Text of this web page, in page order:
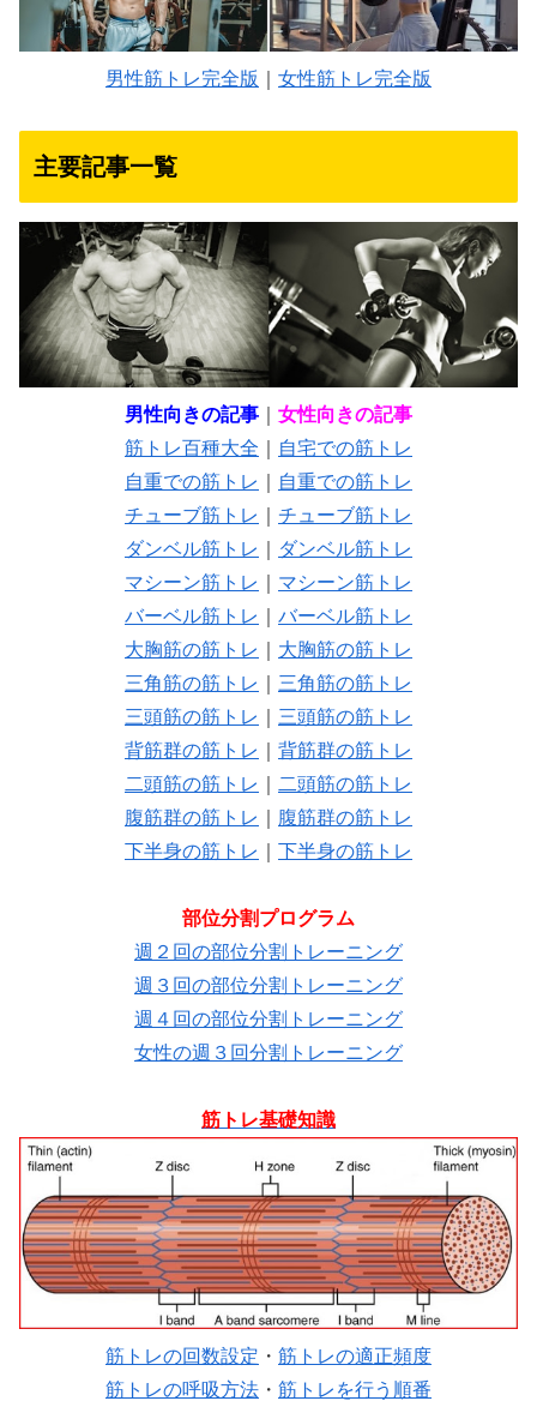
男性筋トレ完全版 女性筋トレ完全版
主要記事一覧
男性向きの記事
女性向きの記事
筋トレ百種大全
自宅での筋トレ
自重での筋トレ
自重での筋トレ
チューブ筋トレ
チューブ筋トレ
ダンベル筋トレ
ダンベル筋トレ
マシーン筋トレ
マシーン筋トレ
バーベル筋トレ
バーベル筋トレ
大胸筋の筋トレ
大胸筋の筋トレ
三角筋の筋トレ
三角筋の筋トレ
三頭筋の筋トレ
三頭筋の筋トレ
背筋群の筋トレ
背筋群の筋トレ
二頭筋の筋トレ
二頭筋の筋トレ
腹筋群の筋トレ
腹筋群の筋トレ
下半身の筋トレ
下半身の筋トレ
部位分割プログラム
週２回の部位分割トレーニング
週３回の部位分割トレーニング
週４回の部位分割トレーニング
女性の週３回分割トレーニング
筋トレ基礎知識
筋トレの回数設定 ・ 筋トレの適正頻度
筋トレの呼吸方法 ・ 筋トレを行う順番